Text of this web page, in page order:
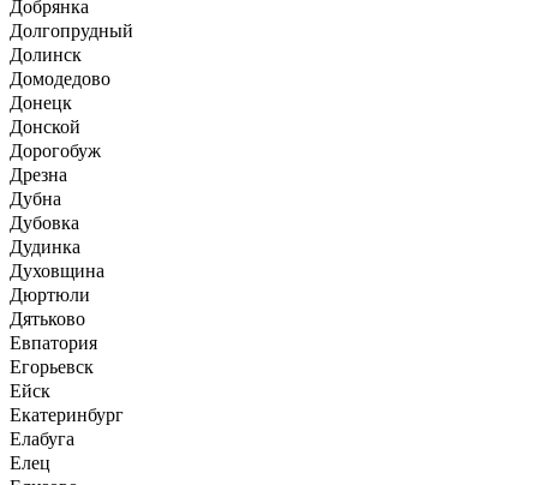
Добрянка
Долгопрудный
Долинск
Домодедово
Донецк
Донской
Дорогобуж
Дрезна
Дубна
Дубовка
Дудинка
Духовщина
Дюртюли
Дятьково
Евпатория
Егорьевск
Ейск
Екатеринбург
Елабуга
Елец